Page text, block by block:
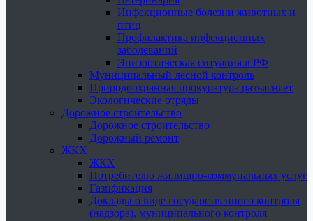
Инфекционные болезни животных и
птиц
Профилактика инфекционных
заболеваний
Эпизоотическая ситуация в РФ
Муниципальный лесной контроль
Природоохранная прокуратура разъясняет
Экологические отряды
Дорожное строительство
Дорожное строительство
Дорожный ремонт
ЖКХ
ЖКХ
Потребителю жилищно-коммунальных услуг
Газификация
Доклады о виде государственного контроля
(надзора), муниципального контроля